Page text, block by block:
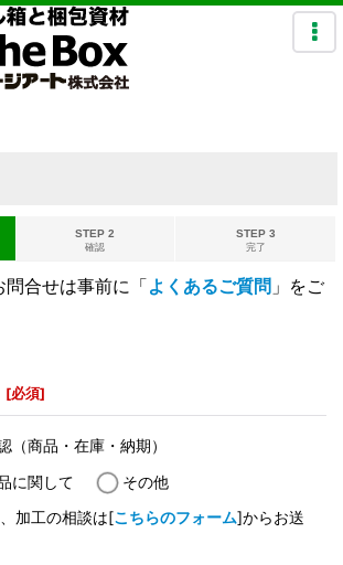
STEP 2
確認
STEP 3
完了
問合せは事前に「よくあるご質問 」をご
[必須]
（商品・在庫・納期）
に関して
その他
加工の相談は[こちらのフォーム]からお送